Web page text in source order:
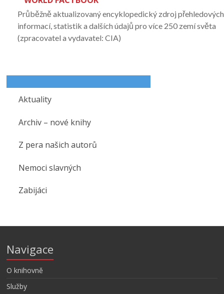
Průběžně aktualizovaný encyklopedický zdroj přehledových
informací, statistik a dalších údajů pro více 250 zemí světa
(zpracovatel a vydavatel: CIA)
Aktuality
Archiv – nové knihy
Z pera našich autorů
Nemoci slavných
Zabijáci
Navigace
O knihovně
Služby